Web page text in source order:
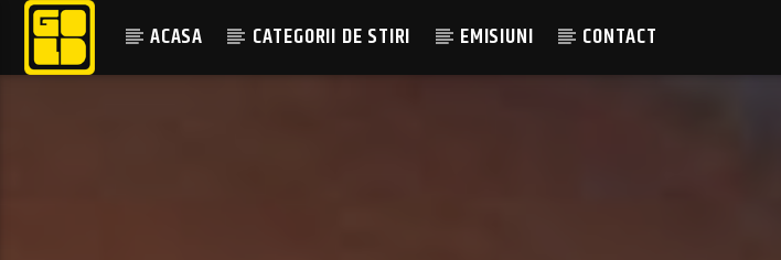
ACASA CATEGORII DE STIRI EMISIUNI CONTACT